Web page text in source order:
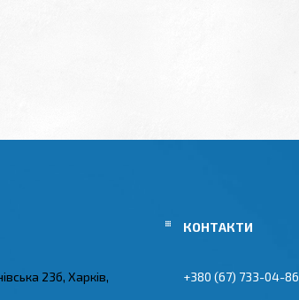
23б, Харків,
+380 (67) 733-04-86